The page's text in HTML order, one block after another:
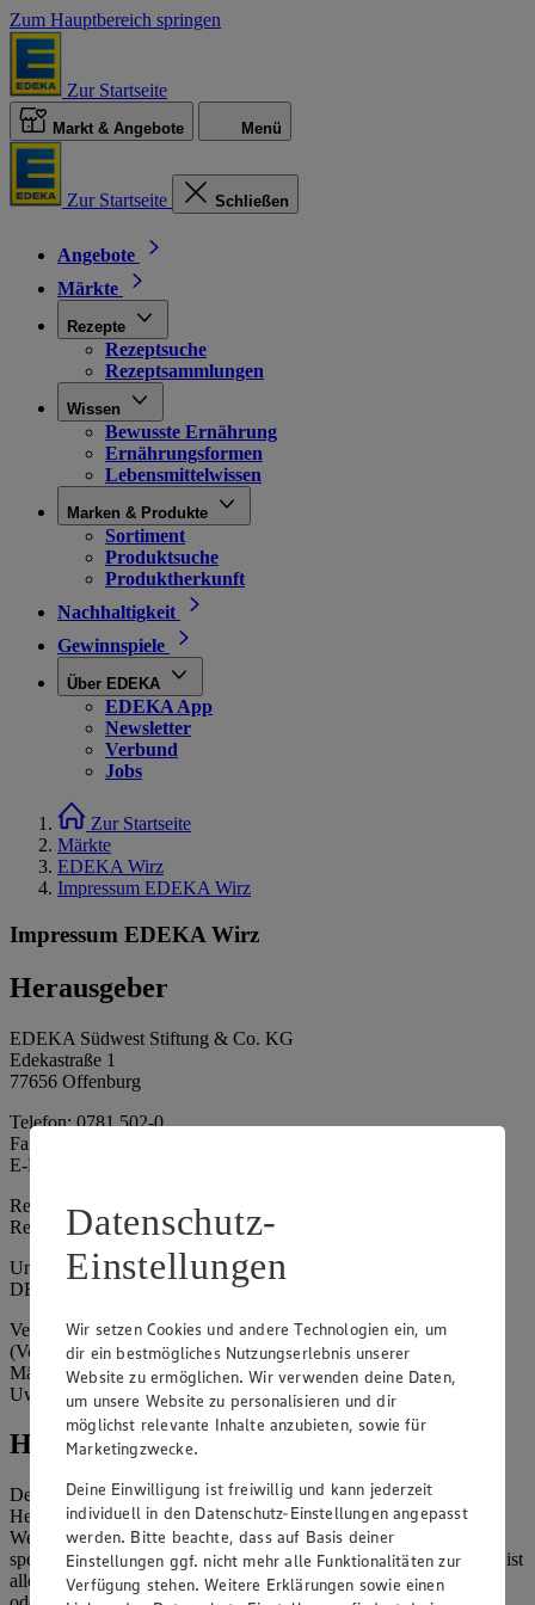
Zum Hauptbereich springen
Zur Startseite
Markt & Angebote Menü
Zur Startseite Schließen
Angebote
Märkte
Rezepte
Rezeptsuche
Rezeptsammlungen
Wissen
Bewusste Ernährung
Ernährungsformen
Lebensmittelwissen
Marken & Produkte
Sortiment
Produktsuche
Produktherkunft
Nachhaltigkeit
Gewinnspiele
Über EDEKA
EDEKA App
Newsletter
Verbund
Jobs
Zur Startseite
Märkte
EDEKA Wirz
Impressum EDEKA Wirz
Impressum EDEKA Wirz
Herausgeber
EDEKA Südwest Stiftung & Co. KG
Edekastraße 1
77656 Offenburg
Telefon: 0781 502-0
Fax: 0781 502-6180
E-Mail: kundenservice@edeka-suedwest.de
Registergericht: Amtsgericht Freiburg i.B.
Registernummer: HRA 707629
Umsatzsteuer-Identifikationsnummer gem. § 27a UStG:
DE815916131
Vertretungsberechtigte: Rainer Huber (Sprecher)
(Vorstandsmitglied), Klaus Fickert (Vorstandsmitglied), Jürgen
Mäder (Vorstandsmitglied), Patrick Mogck (Vorstandsmitglied),
Uwe Kohler
Hinweise
Der Inhalt dieser Website ist urheberrechtlich geschützt. Der
Herausgeber gewährt Ihnen jedoch das Recht, den auf dieser
Website bereitgestellten Text ganz oder ausschnittsweise zu
speichern und zu vervielfältigen. Aus Gründen des Urheberrechts ist
allerdings die Speicherung und Vervielfältigung von Bildmaterial
Datenschutz-
Einstellungen
Wir setzen Cookies und andere Technologien ein, um
dir ein bestmögliches Nutzungserlebnis unserer
Website zu ermöglichen. Wir verwenden deine Daten,
um unsere Website zu personalisieren und dir
möglichst relevante Inhalte anzubieten, sowie für
Marketingzwecke.
Deine Einwilligung ist freiwillig und kann jederzeit
individuell in den Datenschutz-Einstellungen angepasst
werden. Bitte beachte, dass auf Basis deiner
Einstellungen ggf. nicht mehr alle Funktionalitäten zur
Verfügung stehen. Weitere Erklärungen sowie einen